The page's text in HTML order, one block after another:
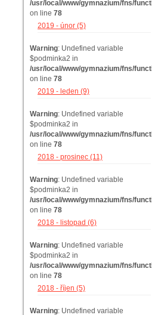
/usr/local/www/gymnazium/fns/
on line 78
2019 - únor (5)
Warning: Undefined variable
$podminka2 in
/usr/local/www/gymnazium/fns/
on line 78
2019 - leden (9)
Warning: Undefined variable
$podminka2 in
/usr/local/www/gymnazium/fns/
on line 78
2018 - prosinec (11)
Warning: Undefined variable
$podminka2 in
/usr/local/www/gymnazium/fns/
on line 78
2018 - listopad (6)
Warning: Undefined variable
$podminka2 in
/usr/local/www/gymnazium/fns/
on line 78
2018 - říjen (5)
Warning: Undefined variable